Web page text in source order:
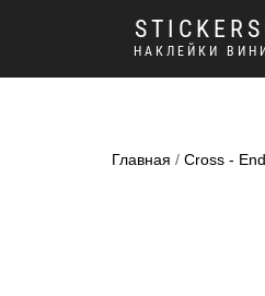
НАКЛЕЙКИ
Главная / Cross -